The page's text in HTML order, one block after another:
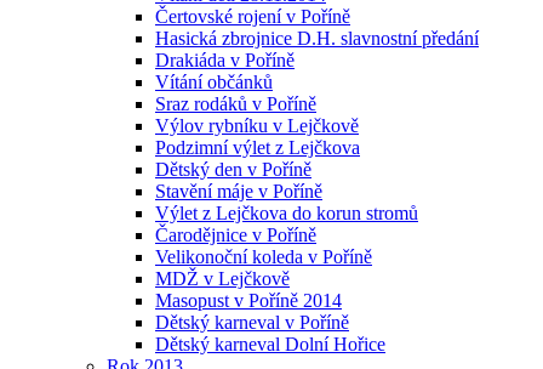
Čertovské rojení v Poříně
Hasická zbrojnice D.H. slavnostní předání
Drakiáda v Poříně
Vítání občánků
Sraz rodáků v Poříně
Výlov rybníku v Lejčkově
Podzimní výlet z Lejčkova
Dětský den v Poříně
Stavění máje v Poříně
Výlet z Lejčkova do korun stromů
Čarodějnice v Poříně
Velikonoční koleda v Poříně
MDŽ v Lejčkově
Masopust v Poříně 2014
Dětský karneval v Poříně
Dětský karneval Dolní Hořice